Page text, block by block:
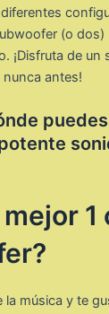
(o dos)
¡Disfruta de
antes!
1
la música y te